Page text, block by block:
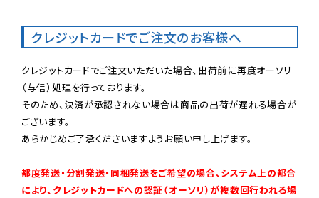
クレジットカードでご注文のお客様へ
クレジットカードでご注文いただいた場合、出荷前に再度オーソリ
（与信）処理を行っております。
そのため、決済が承認されない場合は商品の出荷が遅れる場合が
ございます。
あらかじめご了承くださいますようお願い申し上げます。
都度発送・分割発送・同梱発送をご希望の場合、システム上の都合
により、クレジットカードへの認証（オーソリ）が複数回行われる場